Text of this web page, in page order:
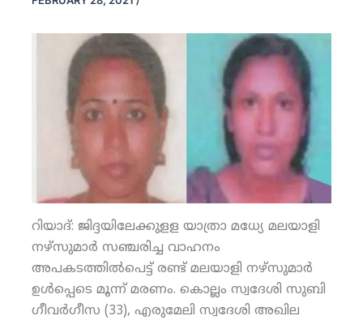
റിയാദ്: ജിദ്ദയിലേക്കുളള യാത്രാ മധ്യേ മലയാളി
നഴ്‌സുമാര്‍ സഞ്ചരിച്ച വാഹനം
അപകടത്തില്‍പെട്ട് രണ്ട് മലയാളി നഴ്‌സുമാര്‍
ഉള്‍പ്പെടെ മൂന്ന് മരണം. കൊല്ലം സ്വദേശി സുബി
ഗീവര്‍ഗീസ (33), എരുമേലി സ്വദേശി അഖില